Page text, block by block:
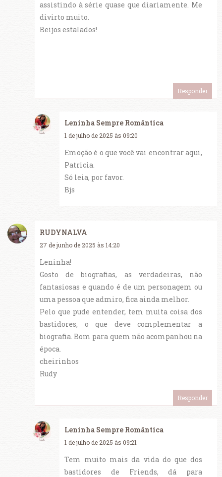
assistindo à série quase que diariamente. Me
divirto muito.
Beijos estalados!
Responder
Leninha Sempre Romântica
1 de julho de 2025 às 09:20
Emoção é o que você vai encontrar aqui,
Patricia.
Só leia, por favor.
Bjs
RUDYNALVA
27 de junho de 2025 às 14:20
Leninha!
Gosto de biografias, as verdadeiras, não
fantasiosas e quando é de um personagem ou
uma pessoa que admiro, fica ainda melhor.
Pelo que pude entender, tem muita coisa dos
bastidores, o que deve complementar a
biografia. Bom para quem não acompanhou na
época.
cheirinhos
Rudy
Responder
Leninha Sempre Romântica
1 de julho de 2025 às 09:21
Tem muito mais da vida do que dos
bastidores de Friends, dá para